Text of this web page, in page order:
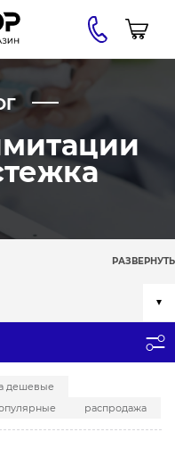
РАЗВЕРНУТЬ
дешевые
распродажа